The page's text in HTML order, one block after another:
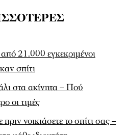
21.000 εγκεκριμένοι
σπίτι
στα ακίνητα – Πού
οι τιμές
νοικιάσετε το σπίτι σας –